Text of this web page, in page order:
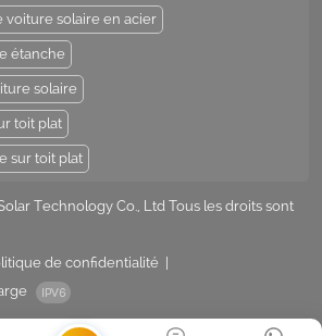
voiture solaire en acier
étanche
solaire
toit plat
sur toit plat
Technology Co., Ltd Tous les droits sont
de confidentialité